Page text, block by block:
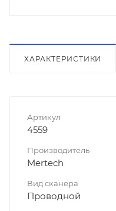
ХАРАКТЕРИСТИКИ
Артикул
4559
Производитель
Mertech
Вид сканера
Проводной